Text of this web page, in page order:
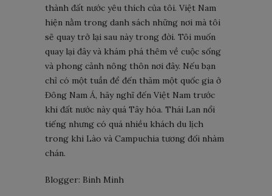
thành đất nước yêu thích của tôi. Việt Nam
hiện nằm trong danh sách những nơi mà tôi
sẽ quay trở lại sau này trong đời. Tôi muốn
quay lại đây và khám phá thêm về cuộc sống
và phong cảnh nông thôn nơi đây. Nếu bạn
chỉ có một tuần để đến thăm một quốc gia ở
Đông Nam Á, hãy nghĩ đến Việt Nam trước
khi đất nước này quá Tây hóa. Thái Lan nổi
tiếng nhưng có quá nhiều khách du lịch
trong khi Lào và Campuchia tương đối nhàm
chán.
Blogger: Binh Minh